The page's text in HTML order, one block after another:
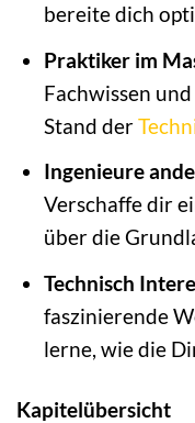
bereite dich
Praktiker im
Fachwissen
Stand der
Ingenieure
Verschaffe dir
über die
Technisch
faszinierende
lerne, wie die
Kapitelübersicht